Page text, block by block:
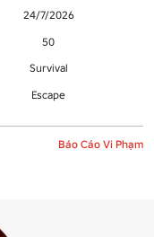
24/7/2026
50
Survival
Escape
Báo Cáo Vi Phạm